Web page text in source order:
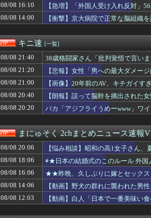
「THE NORTH FACE」の人気が低下・・・
【驚愕】コンビニで熟女ナンパしたらｗｗｗｗｗ
【画像】中川翔子「猫は純粋、嘘をつかない」
【画像】女子野球部員『星よつは』とかいうガチ
【画像】Iカップ巨乳恵体女さん、エチエチすぎ
【画像】サイバーコネクトツーの松山氏、JUMP
中居正広、熊本地震直後に現地炊き出しに参加し
ロシア外務省報道官、平和宣言を非難「広島市
【画像】爆美女インフルエンサー「20歳でアルフ
【たし蟹】女「あーお金ないなぁ…そうだ！風ｲ
【動画】女の子が一瞬でメロつく男がコレｗｗｗ
電源タップの寿命の目安は3～5年です←これマジ
【悲報】堀大輔さん、寝る間も惜しんでレスバ祭
【画像】まんさん、ブチ切れ「電車内でこうい
「マーベル闘魂」のデッドプール、好き放題やっ
【画像】17歳で無期懲役になった奴、怖い・・
【衝撃】幼稚園のころイキってた金持ちママが
【動画】彼女と温泉旅行に行くと取り始める求
ソープでリアル19歳の子抱いた後に年齢言ったら
【動画】おっぱいお尻女体さん、水着で楽しげ
【興奮】看護師の女友達(23)「看護師と保育士
08/08 16:10
【急増】「外国人受け入れ反対」
08/08 14:00
【衝撃】京大病院で正常な脳組織
キニ速 [一覧]
08/08 21:40
38歳格闘家さん「批判覚悟で言い
08/08 21:20
【悲報】女性「男への最大ダメー
08/08 21:00
【画像】20年前のAV、キチガイす
08/08 20:40
【朗報】誤って脳幹を摘出された
08/08 20:20
バカ「アジフライうめーwww」ワ
まにゅそく 2chまとめニュース速報
08/08 20:06
【悩み相談】昭和の高1女子さん
08/08 18:06
◉★日本の結婚式のこのルール 外国
08/08 16:06
★★昨晩、久しぶりに嫁とセックス
08/08 14:06
【動画】野犬の群れに襲われた男
08/08 12:03
【動画】白人「日本で一番美味い